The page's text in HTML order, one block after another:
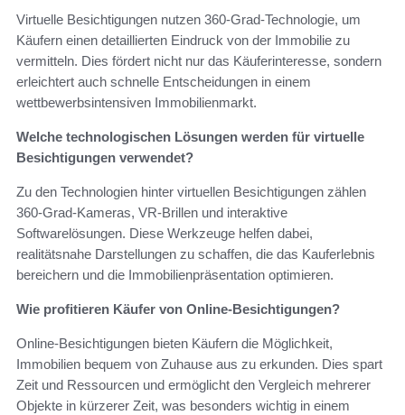
Virtuelle Besichtigungen nutzen 360-Grad-Technologie, um
Käufern einen detaillierten Eindruck von der Immobilie zu
vermitteln. Dies fördert nicht nur das Käuferinteresse, sondern
erleichtert auch schnelle Entscheidungen in einem
wettbewerbsintensiven Immobilienmarkt.
Welche technologischen Lösungen werden für virtuelle
Besichtigungen verwendet?
Zu den Technologien hinter virtuellen Besichtigungen zählen
360-Grad-Kameras, VR-Brillen und interaktive
Softwarelösungen. Diese Werkzeuge helfen dabei,
realitätsnahe Darstellungen zu schaffen, die das Kauferlebnis
bereichern und die Immobilienpräsentation optimieren.
Wie profitieren Käufer von Online-Besichtigungen?
Online-Besichtigungen bieten Käufern die Möglichkeit,
Immobilien bequem von Zuhause aus zu erkunden. Dies spart
Zeit und Ressourcen und ermöglicht den Vergleich mehrerer
Objekte in kürzerer Zeit, was besonders wichtig in einem